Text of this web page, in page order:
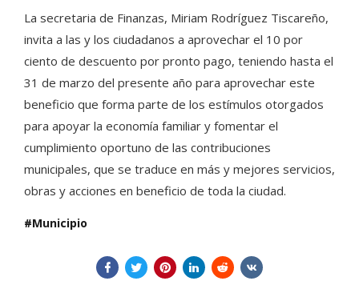
La secretaria de Finanzas, Miriam Rodríguez Tiscareño,
invita a las y los ciudadanos a aprovechar el 10 por
ciento de descuento por pronto pago, teniendo hasta el
31 de marzo del presente año para aprovechar este
beneficio que forma parte de los estímulos otorgados
para apoyar la economía familiar y fomentar el
cumplimiento oportuno de las contribuciones
municipales, que se traduce en más y mejores servicios,
obras y acciones en beneficio de toda la ciudad.
Municipio